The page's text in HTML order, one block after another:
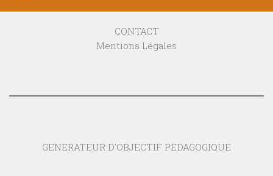
CONTACT
Mentions Légales
GENERATEUR D'OBJECTIF PEDAGOGIQUE